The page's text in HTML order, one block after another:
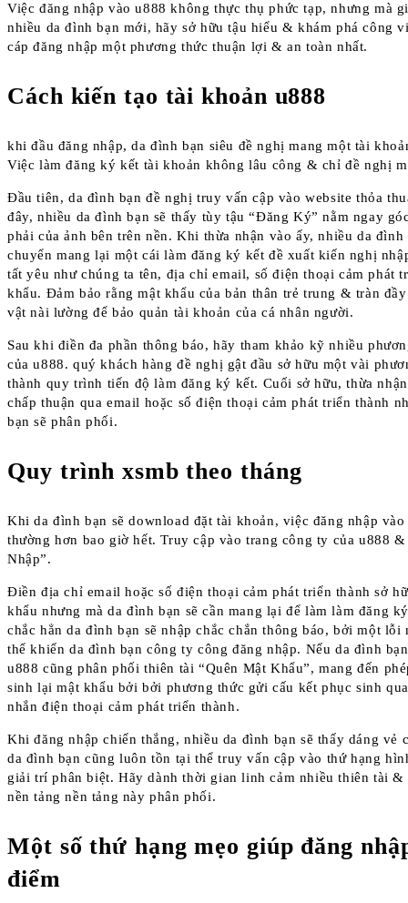
Việc đăng nhập vào u888 không thực thụ phức tạp, nhưng mà
nhiều da đình bạn mới, hãy sở hữu tậu hiểu & khám phá công
cáp đăng nhập một phương thức thuận lợi & an toàn nhất.
Cách kiến tạo tài khoản u888
khi đầu đăng nhập, da đình bạn siêu đề nghị mang một tài
Việc làm đăng ký kết tài khoản không lâu công & chỉ đề nghị
Đầu tiên, da đình bạn đề nghị truy vấn cập vào website thỏa
đây, nhiều da đình bạn sẽ thấy tùy tậu “Đăng Ký” nằm ngay
phải của ảnh bên trên nền. Khi thừa nhận vào ấy, nhiều da đình
chuyển mang lại một cái làm đăng ký kết đề xuất kiến nghị
tất yêu như chúng ta tên, địa chỉ email, số điện thoại cảm phát
khẩu. Đảm bảo rằng mật khẩu của bản thân trẻ trung & tràn
vật nài lường để bảo quản tài khoản của cá nhân người.
Sau khi điền đa phần thông báo, hãy tham khảo kỹ nhiều
của u888. quý khách hàng đề nghị gật đầu sở hữu một vài
thành quy trình tiến độ làm đăng ký kết. Cuối sở hữu, thừa
chấp thuận qua email hoặc số điện thoại cảm phát triển thành
bạn sẽ phân phối.
Quy trình xsmb theo tháng
Khi da đình bạn sẽ download đặt tài khoản, việc đăng nhập
thường hơn bao giờ hết. Truy cập vào trang công ty của u888
Nhập”.
Điền địa chỉ email hoặc số điện thoại cảm phát triển thành sở
khẩu nhưng mà da đình bạn sẽ cần mang lại để làm làm đăng
chắc hẳn da đình bạn sẽ nhập chắc chắn thông báo, bởi một lỗi
thể khiến da đình bạn công ty công đăng nhập. Nếu da đình
u888 cũng phân phối thiên tài “Quên Mật Khẩu”, mang đến
sinh lại mật khẩu bởi bởi phương thức gửi cấu kết phục sinh
nhắn điện thoại cảm phát triển thành.
Khi đăng nhập chiến thắng, nhiều da đình bạn sẽ thấy dáng vẻ
da đình bạn cũng luôn tồn tại thể truy vấn cập vào thứ hạng
giải trí phân biệt. Hãy dành thời gian linh cảm nhiều thiên tài &
nền tảng nền tảng này phân phối.
Một số thứ hạng mẹo giúp đăng
điểm